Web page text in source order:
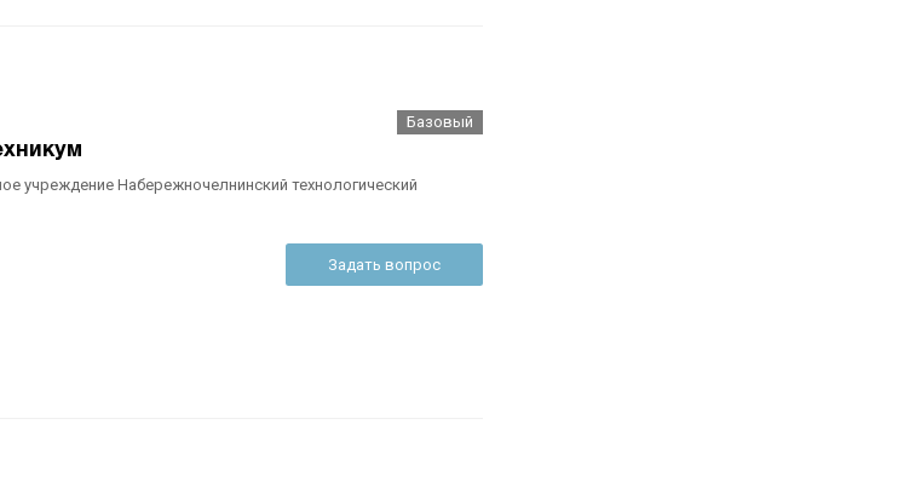
Базовый
учреждение Набережночелнинский технологический
Задать вопрос